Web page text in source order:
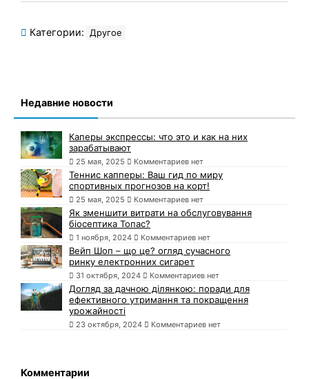
Категории: Другое
Недавние новости
Каперы экспрессы: что это и как на них
зарабатывают
25 мая, 2025 Комментариев нет
Теннис капперы: Ваш гид по миру
спортивных прогнозов на корт!
25 мая, 2025 Комментариев нет
Як зменшити витрати на обслуговування
біосептика Топас?
1 ноября, 2024 Комментариев нет
Вейп Шоп – що це? огляд сучасного
ринку електронних сигарет
31 октября, 2024 Комментариев нет
Догляд за дачною ділянкою: поради для
ефективного утримання та покращення
урожайності
23 октября, 2024 Комментариев нет
Комментарии